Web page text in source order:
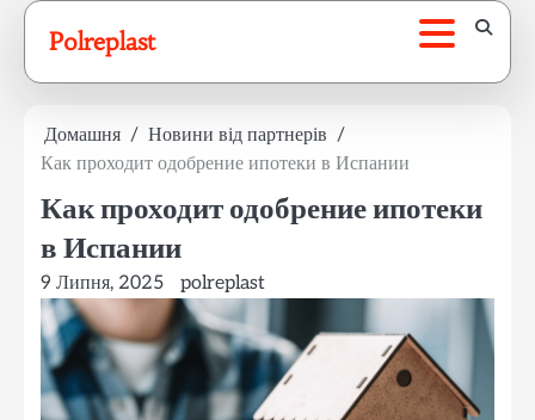
Перейти
вмісту
Polreplast
Домашня
Новини від партнерів
Как проходит одобрение ипотеки в Испании
Как проходит одобрение ипотеки
в Испании
9 Липня, 2025 polreplast